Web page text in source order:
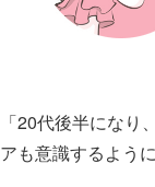
「20代後半にな
アも意識するよう